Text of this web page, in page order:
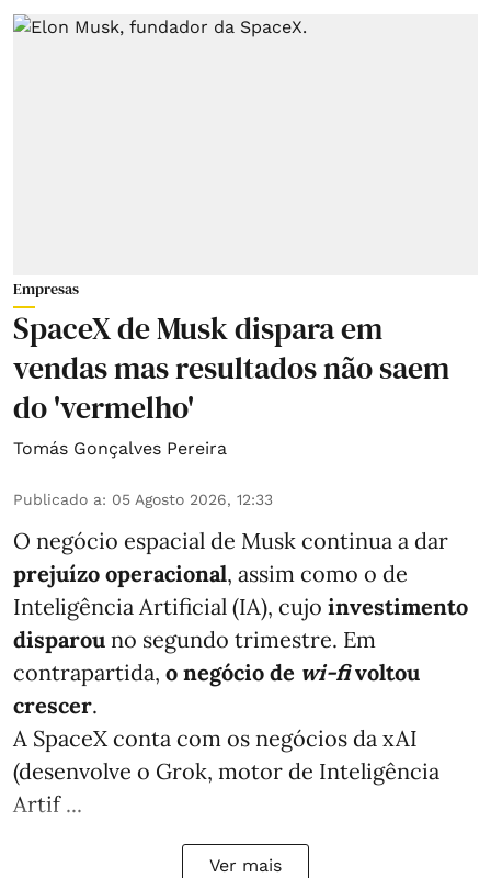
Empresas
SpaceX de Musk dispara em
vendas mas resultados não saem
do 'vermelho'
Tomás Gonçalves Pereira
Publicado a: 05 Agosto 2026, 12:33
O negócio espacial de Musk continua a dar
prejuízo operacional, assim como o de
Inteligência Artificial (IA), cujo investimento
disparou no segundo trimestre. Em
contrapartida, o negócio de wi-fivoltou
crescer.
A SpaceX conta com os negócios da xAI
(desenvolve o Grok, motor de Inteligência
Artif ...
Ver mais